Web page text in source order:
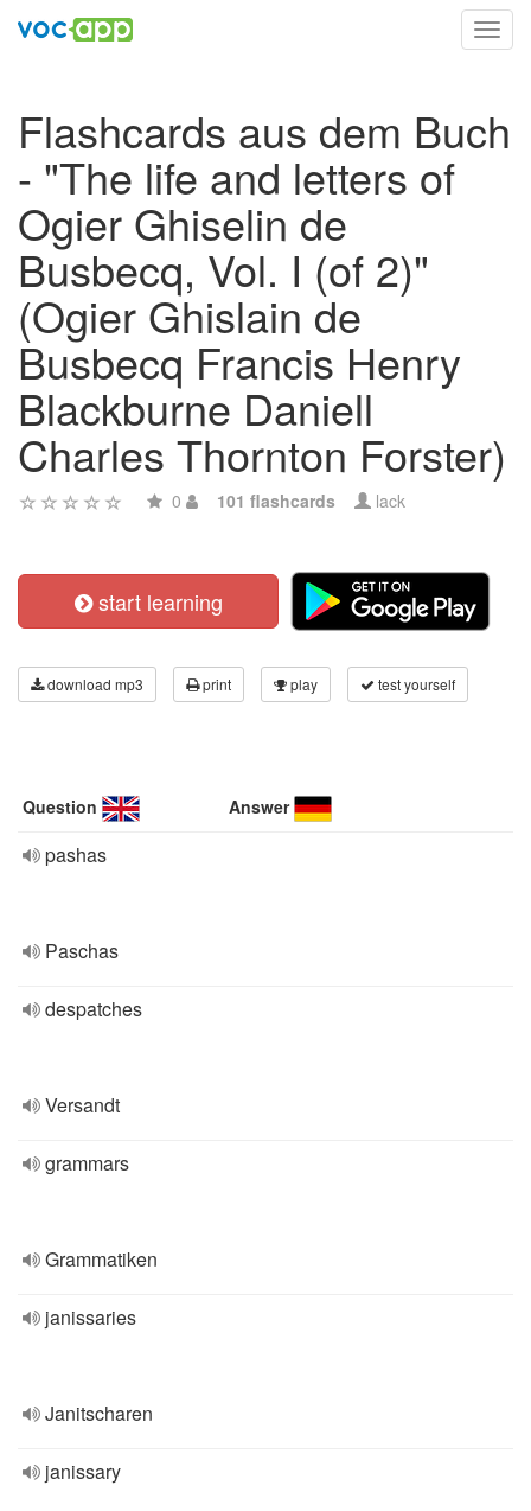
Flashcards aus dem Buch
- "The life and letters of
Ogier Ghiselin de
Busbecq, Vol. I (of 2)"
(Ogier Ghislain de
Busbecq Francis Henry
Blackburne Daniell
Charles Thornton Forster)
0 101 flashcards lack
start learning
download mp3 print play test yourself
Question Answer
pashas
Paschas
despatches
Versandt
grammars
Grammatiken
janissaries
Janitscharen
janissary